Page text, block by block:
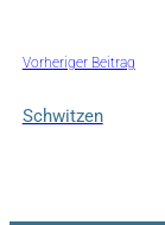
Vorheriger Beitrag
Schwitzen